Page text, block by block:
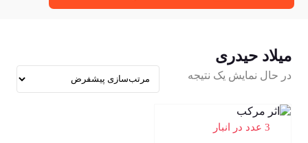
میلاد حیدری
در حال نمایش یک نتیجه
3 عدد در انبار